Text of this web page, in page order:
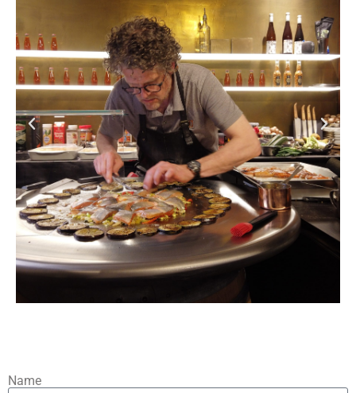
Name